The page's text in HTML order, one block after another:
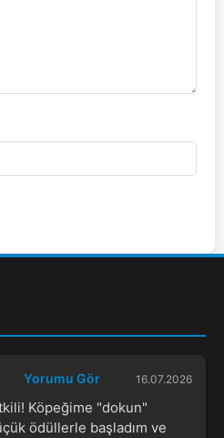
Yorumu Gör 16.07.2026
Köpeğime "dokun"
ödüllerle başladım ve